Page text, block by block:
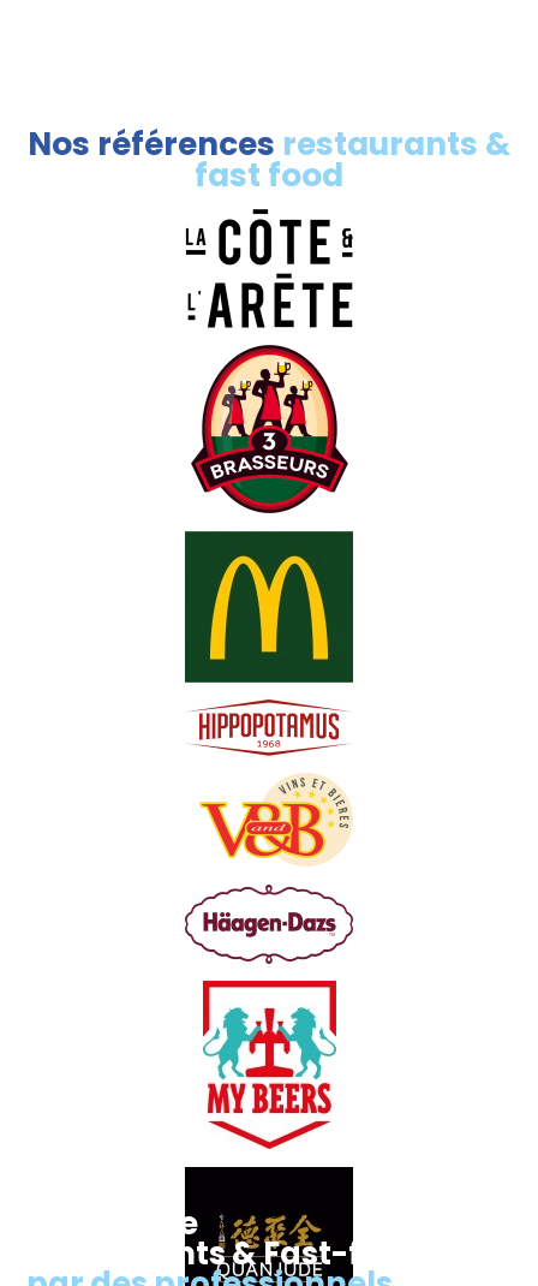
Nettoyage
Restaurants & Fast-food,
Nos références restaurants &
fast food